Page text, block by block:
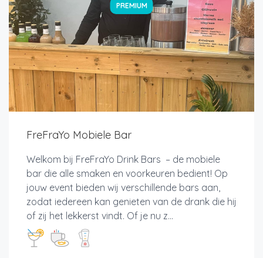
PREMIUM
FreFraYo Mobiele Bar
Welkom bij FreFraYo Drink Bars – de mobiele
bar die alle smaken en voorkeuren bedient! Op
jouw event bieden wij verschillende bars aan,
zodat iedereen kan genieten van de drank die hij
of zij het lekkerst vindt. Of je nu z...